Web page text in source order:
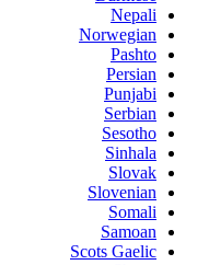
Nepali
Norwegian
Pashto
Persian
Punjabi
Serbian
Sesotho
Sinhala
Slovak
Slovenian
Somali
Samoan
Scots Gaelic